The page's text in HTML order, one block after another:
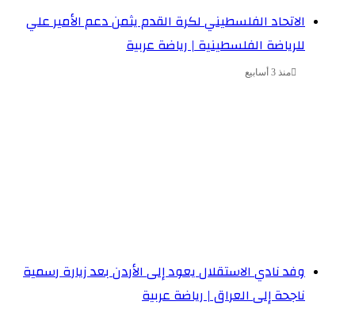
الاتحاد الفلسطيني لكرة القدم يثمن دعم الأمير علي
للرياضة الفلسطينية | رياضة عربية
منذ 3 أسابيع
وفد نادي الاستقلال يعود إلى الأردن بعد زيارة رسمية
ناجحة إلى العراق | رياضة عربية